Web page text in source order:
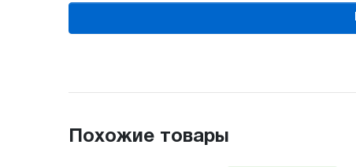
Похожие товары